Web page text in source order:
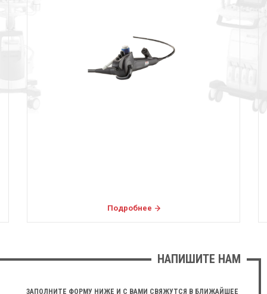
Подробнее
НАПИШИТЕ НАМ
ЗАПОЛНИТЕ ФОРМУ НИЖЕ И С ВАМИ СВЯЖУТСЯ В БЛИЖАЙШЕЕ